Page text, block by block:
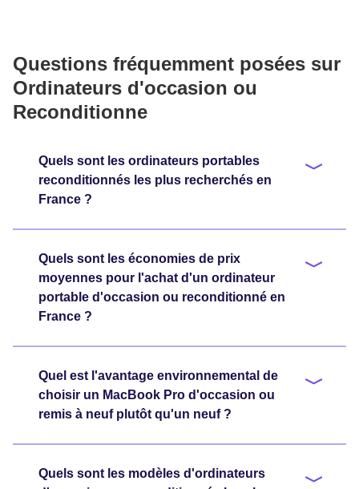
Questions fréquemment posées sur
Ordinateurs d'occasion ou
Reconditionne
Quels sont les ordinateurs portables
reconditionnés les plus recherchés en
France ?
Quels sont les économies de prix
moyennes pour l'achat d'un ordinateur
portable d'occasion ou reconditionné en
France ?
Quel est l'avantage environnemental de
choisir un MacBook Pro d'occasion ou
remis à neuf plutôt qu'un neuf ?
Quels sont les modèles d'ordinateurs